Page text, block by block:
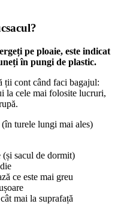
pe ploaie, este indicat
în pungi de plastic.
ții cont când faci bagajul:
la cele mai folosite lucruri,
turele lungi mai ales)
(și sacul de dormit)
ce este mai greu
mai la suprafață